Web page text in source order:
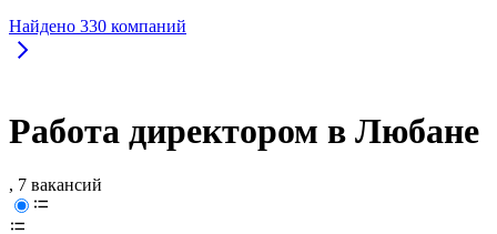
Найдено 330 компаний
Работа директором в Любане
, 7 вакансий